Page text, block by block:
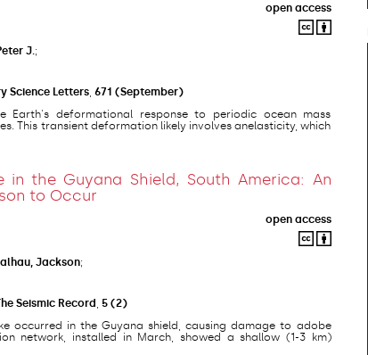
open access
J.;
Science Letters, 671 (September)
Earth's deformational response to periodic ocean mass
This transient deformation likely involves anelasticity, which
in the Guyana Shield, South America: An
to Occur
open access
Jackson;
Seismic Record 5 (2)
occurred in the Guyana shield, causing damage to adobe
network, installed in March, showed a shallow (1-3 km)